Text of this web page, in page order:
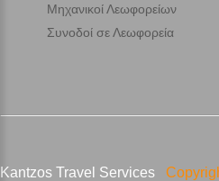
Μηχανικοί Λεωφορείων
Συνοδοί σε Λεωφορεία
Kantzos Travel Services